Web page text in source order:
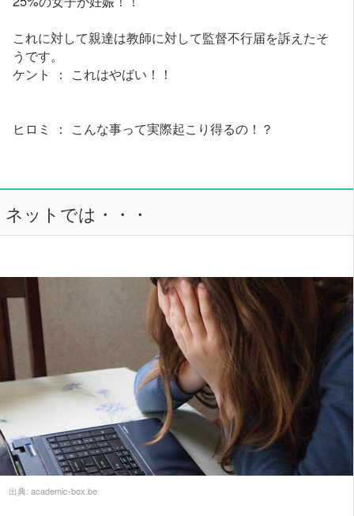
これに対して親達は教師に対して監督不行届を訴えたそ
うです。
ケント ： これはやばい！！
ヒロミ ： こんな事って実際起こり得るの！？
ネットでは・・・
出典: academic-box.be